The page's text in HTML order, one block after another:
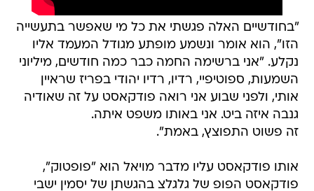
"בחודשיים האלה פגשתי את כל מי שאפשר בתעשייה
הזו", הוא אומר ונשמע מופתע מגודל המעמד אליו
נקלע. "אני ברשימה החמה כבר כמה חודשים, מיליוני
השמעות, ספוטיפיי, רדיו, רדיו יהודי בפריז שראיין
אותי, ולפני שבוע אני רואה פודקאסט על זה שאודיה
גנבה איזה ביט. אני באותו משפט איתה.
זה פשוט התפוצץ, באמת".
אותו פודקאסט עליו מדבר מויאל הוא "פופטוק",
פודקאסט הפופ של גלגלצ בהגשתן של יסמין ישבי